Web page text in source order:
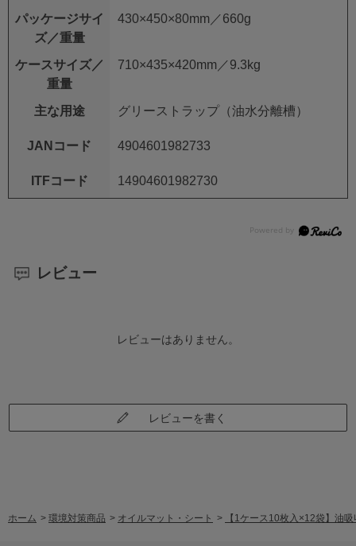
パッケージサイ
ズ／重量
430×450×80mm／660g
ケースサイズ／
重量
710×435×420mm／9.3kg
主な用途 グリーストラップ（油水分離槽）
JANコード 4904601982733
ITFコード 14904601982730
レビュー
レビューはありません。
レビューを書く
ホーム > 環境対策商品 > オイルマット・シート > 【1ケース10枚入×12袋】油